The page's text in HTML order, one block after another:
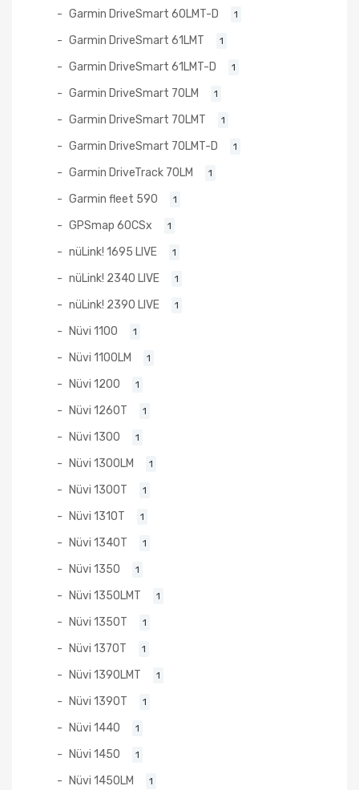
Garmin DriveSmart 60LMT-D 1
Garmin DriveSmart 61LMT 1
Garmin DriveSmart 61LMT-D 1
Garmin DriveSmart 70LM 1
Garmin DriveSmart 70LMT 1
Garmin DriveSmart 70LMT-D 1
Garmin DriveTrack 70LM 1
Garmin fleet 590 1
GPSmap 60CSx 1
nüLink! 1695 LIVE 1
nüLink! 2340 LIVE 1
nüLink! 2390 LIVE 1
Nüvi 1100 1
Nüvi 1100LM 1
Nüvi 1200 1
Nüvi 1260T 1
Nüvi 1300 1
Nüvi 1300LM 1
Nüvi 1300T 1
Nüvi 1310T 1
Nüvi 1340T 1
Nüvi 1350 1
Nüvi 1350LMT 1
Nüvi 1350T 1
Nüvi 1370T 1
Nüvi 1390LMT 1
Nüvi 1390T 1
Nüvi 1440 1
Nüvi 1450 1
Nüvi 1450LM 1